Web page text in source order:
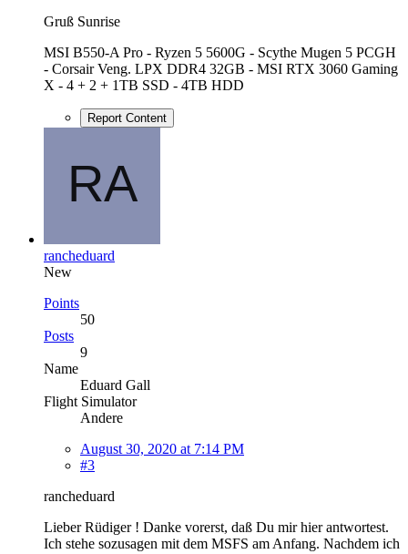
Gruß Sunrise
MSI B550-A Pro - Ryzen 5 5600G - Scythe Mugen 5 PCGH
- Corsair Veng. LPX DDR4 32GB - MSI RTX 3060 Gaming
X - 4 + 2 + 1TB SSD - 4TB HDD
Report Content
rancheduard
New
Points
50
Posts
9
Name
Eduard Gall
Flight Simulator
Andere
August 30, 2020 at 7:14 PM
#3
rancheduard
Lieber Rüdiger ! Danke vorerst, daß Du mir hier antwortest.
Ich stehe sozusagen mit dem MSFS am Anfang. Nachdem ich